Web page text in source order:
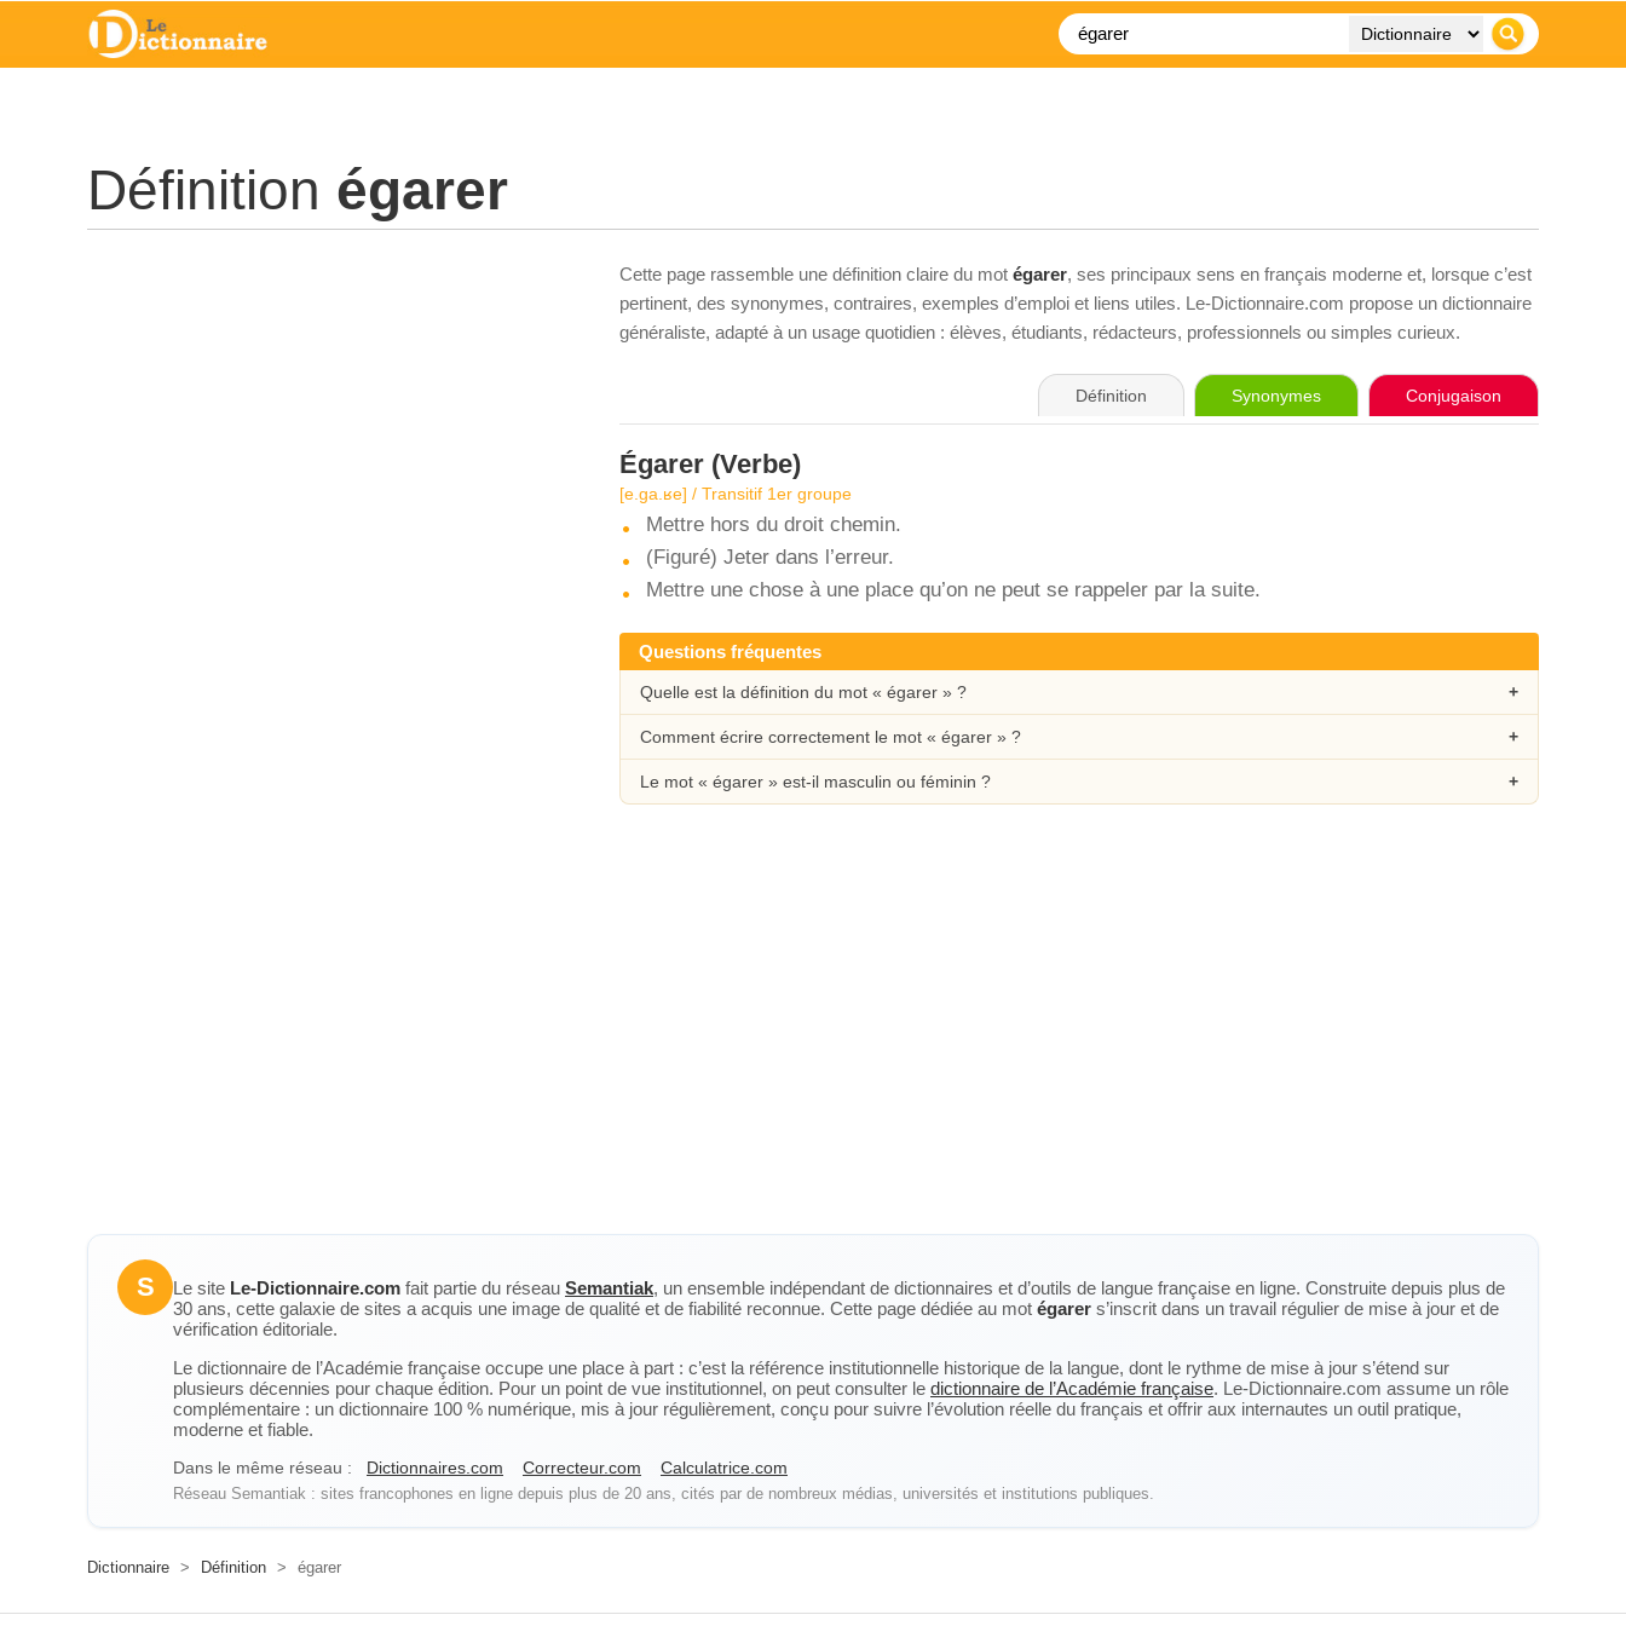
Définition égarer
Cette page rassemble une définition claire du mot égarer, ses principaux sens en français moderne et, lorsque c’est
pertinent, des synonymes, contraires, exemples d’emploi et liens utiles. Le-Dictionnaire.com propose un dictionnaire
généraliste, adapté à un usage quotidien : élèves, étudiants, rédacteurs, professionnels ou simples curieux.
Définition Synonymes Conjugaison
Égarer (Verbe)
[e.ɡa.ʁe] / Transitif 1er groupe
Mettre hors du droit chemin.
(Figuré) Jeter dans l’erreur.
Mettre une chose à une place qu’on ne peut se rappeler par la suite.
Questions fréquentes
Quelle est la définition du mot « égarer » ?
Comment écrire correctement le mot « égarer » ?
Le mot « égarer » est-il masculin ou féminin ?
S Le site Le-Dictionnaire.com fait partie du réseau Semantiak, un ensemble indépendant de dictionnaires et d’outils de langue française en ligne. Construite depuis plus de
30 ans, cette galaxie de sites a acquis une image de qualité et de fiabilité reconnue. Cette page dédiée au mot égarer s’inscrit dans un travail régulier de mise à jour et de
vérification éditoriale.
Le dictionnaire de l’Académie française occupe une place à part : c’est la référence institutionnelle historique de la langue, dont le rythme de mise à jour s’étend sur
plusieurs décennies pour chaque édition. Pour un point de vue institutionnel, on peut consulter le dictionnaire de l’Académie française. Le-Dictionnaire.com assume un rôle
complémentaire : un dictionnaire 100 % numérique, mis à jour régulièrement, conçu pour suivre l’évolution réelle du français et offrir aux internautes un outil pratique,
moderne et fiable.
Dans le même réseau : Dictionnaires.com Correcteur.com Calculatrice.com
Réseau Semantiak : sites francophones en ligne depuis plus de 20 ans, cités par de nombreux médias, universités et institutions publiques.
Dictionnaire > Définition > égarer